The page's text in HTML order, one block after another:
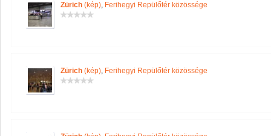
Zürich (kép), Ferihegyi Repülőtér közössége
Zürich (kép), Ferihegyi Repülőtér közössége